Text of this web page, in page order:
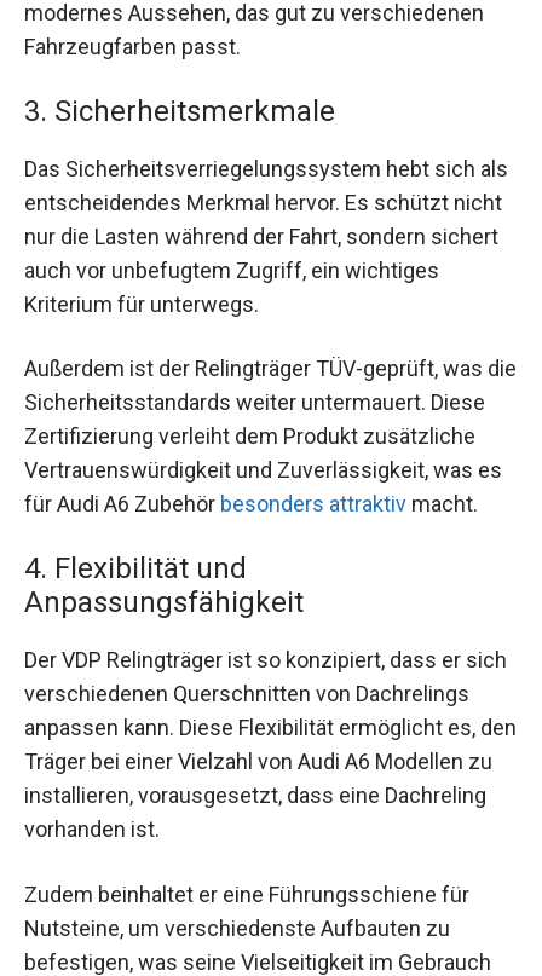
modernes Aussehen, das gut zu verschiedenen
Fahrzeugfarben passt.
3. Sicherheitsmerkmale
Das Sicherheitsverriegelungssystem hebt sich als
entscheidendes Merkmal hervor. Es schützt nicht
nur die Lasten während der Fahrt, sondern sichert
auch vor unbefugtem Zugriff, ein wichtiges
Kriterium für unterwegs.
Außerdem ist der Relingträger TÜV-geprüft, was die
Sicherheitsstandards weiter untermauert. Diese
Zertifizierung verleiht dem Produkt zusätzliche
Vertrauenswürdigkeit und Zuverlässigkeit, was es
für Audi A6 Zubehör besonders attraktiv macht.
4. Flexibilität und
Anpassungsfähigkeit
Der VDP Relingträger ist so konzipiert, dass er sich
verschiedenen Querschnitten von Dachrelings
anpassen kann. Diese Flexibilität ermöglicht es, den
Träger bei einer Vielzahl von Audi A6 Modellen zu
installieren, vorausgesetzt, dass eine Dachreling
vorhanden ist.
Zudem beinhaltet er eine Führungsschiene für
Nutsteine, um verschiedenste Aufbauten zu
befestigen, was seine Vielseitigkeit im Gebrauch